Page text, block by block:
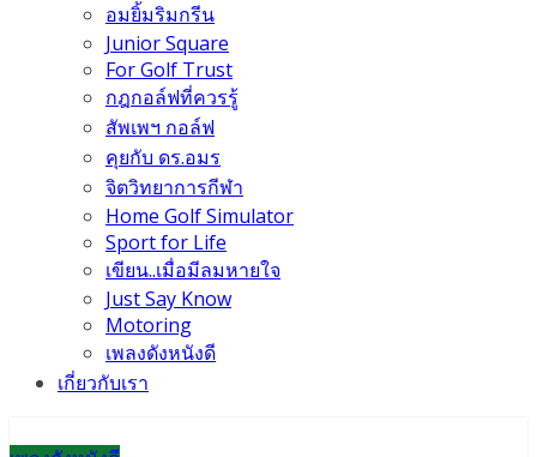
อมยิ้มริมกรีน
Junior Square
For Golf Trust
กฎกอล์ฟที่ควรรู้
สัพเพฯ กอล์ฟ
คุยกับ ดร.อมร
จิตวิทยาการกีฬา
Home Golf Simulator
Sport for Life
เขียน..เมื่อมีลมหายใจ
Just Say Know
Motoring
เพลงดังหนังดี
เกี่ยวกับเรา